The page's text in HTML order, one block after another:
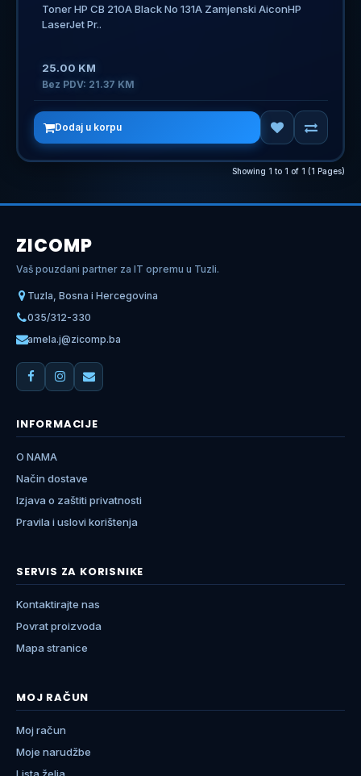
Toner HP CB 210A Black No 131A Zamjenski AiconHP
LaserJet Pr..
25.00 KM
Bez PDV: 21.37 KM
Dodaj u korpu
Showing 1 to 1 of 1 (1 Pages)
ZICOMP
Vaš pouzdani partner za IT opremu u Tuzli.
Tuzla, Bosna i Hercegovina
035/312-330
amela.j@zicomp.ba
INFORMACIJE
O NAMA
Način dostave
Izjava o zaštiti privatnosti
Pravila i uslovi korištenja
SERVIS ZA KORISNIKE
Kontaktirajte nas
Povrat proizvoda
Mapa stranice
MOJ RAČUN
Moj račun
Moje narudžbe
Lista želja